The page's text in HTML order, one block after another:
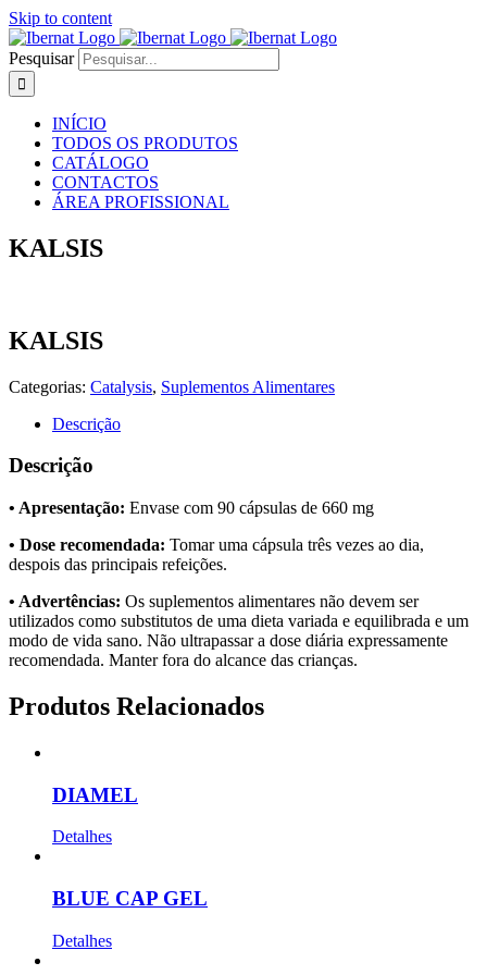
Skip to content
Pesquisar
INÍCIO
TODOS OS PRODUTOS
CATÁLOGO
CONTACTOS
ÁREA PROFISSIONAL
KALSIS
KALSIS
Categorias: Catalysis, Suplementos Alimentares
Descrição
Descrição
• Apresentação: Envase com 90 cápsulas de 660 mg
• Dose recomendada: Tomar uma cápsula três vezes ao dia,
despois das principais refeições.
• Advertências: Os suplementos alimentares não devem ser
utilizados como substitutos de uma dieta variada e equilibrada e um
modo de vida sano. Não ultrapassar a dose diária expressamente
recomendada. Manter fora do alcance das crianças.
Produtos Relacionados
DIAMEL
Detalhes
BLUE CAP GEL
Detalhes